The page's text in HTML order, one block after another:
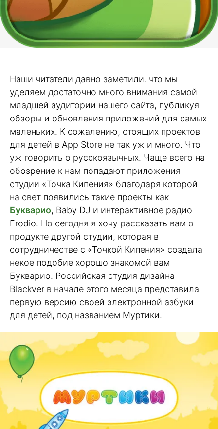
Наши читатели давно заметили, что мы
уделяем достаточно много внимания самой
младшей аудитории нашего сайта, публикуя
обзоры и обновления приложений для самых
маленьких. К сожалению, стоящих проектов
для детей в App Store не так уж и много. Что
уж говорить о русскоязычных. Чаще всего на
обозрение к нам попадают приложения
студии «Точка Кипения» благодаря которой
на свет появились такие проекты как
Букварио, Baby DJ и интерактивное радио
Frodio. Но сегодня я хочу рассказать вам о
продукте другой студии, которая в
сотрудничестве с «Точкой Кипения» создала
некое подобие хорошо знакомой вам
Букварио. Российская студия дизайна
Blackver в начале этого месяца представила
первую версию своей электронной азбуки
для детей, под названием Муртики.